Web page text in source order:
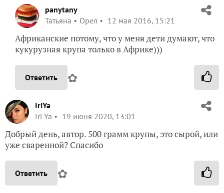
panytany
Татьяна
Орел 12 мая 2016, 15:21
Африканские потому, что у меня дети думают, что
кукурузная крупа только в Африке)))
Ответить ✿
IriYa
Iri Ya
19 июня 2020, 13:01
Добрый день, автор. 500 грамм крупы, это сырой, или
уже сваренной? Спасибо
Ответить ✿